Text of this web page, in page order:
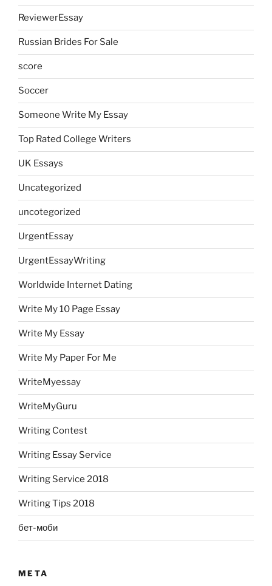
ReviewerEssay
Russian Brides For Sale
score
Soccer
Someone Write My Essay
Top Rated College Writers
UK Essays
Uncategorized
uncotegorized
UrgentEssay
UrgentEssayWriting
Worldwide Internet Dating
Write My 10 Page Essay
Write My Essay
Write My Paper For Me
WriteMyessay
WriteMyGuru
Writing Contest
Writing Essay Service
Writing Service 2018
Writing Tips 2018
бет-моби
META